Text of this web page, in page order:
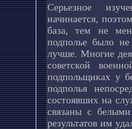
Серьезное
начинается,
база, тем не
подполье было
лучше. Многие
советской
подпольщиках у
подполья
состоявших на
связаны с
результатов им